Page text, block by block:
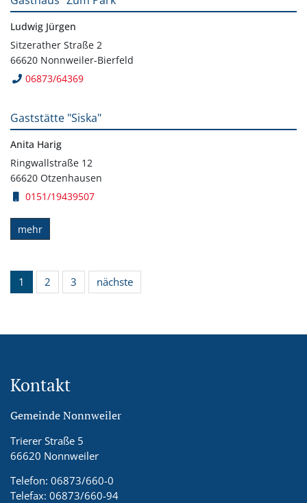
Ludwig Jürgen
Sitzerather Straße 2
66620 Nonnweiler-Bierfeld
06873/64369
Gaststätte "Siska"
Anita Harig
Ringwallstraße 12
66620 Otzenhausen
0151/19439507
mehr
1 2 3 nächste
Kontakt
Gemeinde Nonnweiler
Trierer Straße 5
66620 Nonnweiler
Telefon: 06873/660-0
Telefax: 06873/660-94